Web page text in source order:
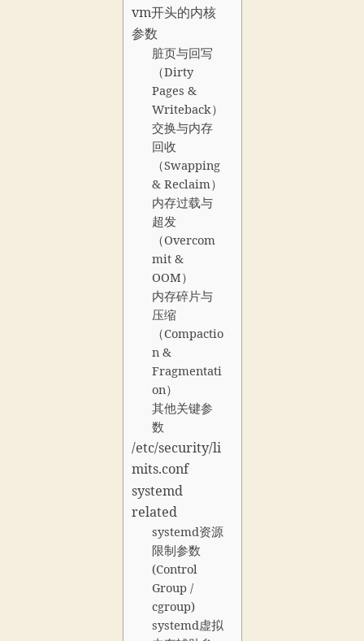
vm开头的内核
参数
脏页与回写
（Dirty
Pages &
Writeback）
交换与内存
回收
（Swapping
& Reclaim）
内存过载与
超发
（Overcom
mit &
OOM）
内存碎片与
压缩
（Compactio
n &
Fragmentati
on）
其他关键参
数
/etc/security/li
mits.conf
systemd
related
systemd资源
限制参数
(Control
Group /
cgroup)
systemd虚拟